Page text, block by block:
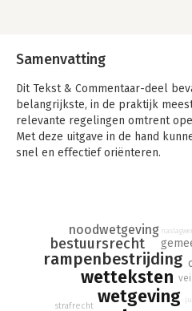
Samenvatting
Dit Tekst & Commentaar-deel
belangrijkste, in de praktijk
relevante regelingen omtrent
Met deze uitgave in de hand
snel en effectief oriënteren.
aangevuld met
eerste oriëntatie op een nieuwe
processtukken. Gebruikers
betrouwbaarheid en actualiteit.
versie of WebApp is dewetgeving
wetteksten
rampenbestrijding
bestuursrecht
noodwetgeving
strafrecht